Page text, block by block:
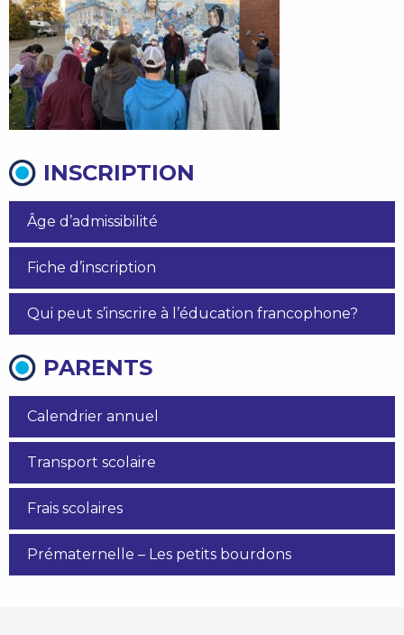
INSCRIPTION
Âge d’admissibilité
Fiche d’inscription
Qui peut s’inscrire à l’éducation francophone?
PARENTS
Calendrier annuel
Transport scolaire
Frais scolaires
Prématernelle – Les petits bourdons